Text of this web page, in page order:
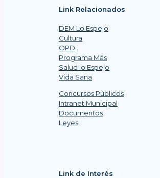
Link Relacionados
DEM Lo Espejo
Cultura
OPD
Programa Más
Salud lo Espejo
Vida Sana
Concursos Públicos
Intranet Municipal
Documentos
Leyes
Link de Interés